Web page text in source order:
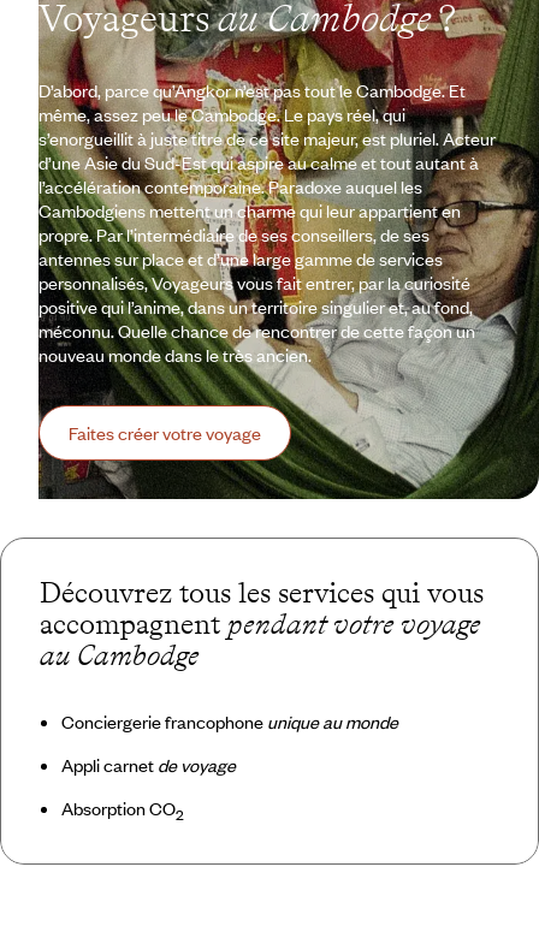
Voyageursau Cambodge?
D’abord, parce qu’Angkor n’est pas tout le Cambodge. Et
même, assez peu le Cambodge. Le pays réel, qui
s’enorgueillit à juste titre de ce site majeur, est pluriel. Acteur
d’une Asie du Sud-Est qui aspire au calme et tout autant à
l’accélération contemporaine. Paradoxe auquel les
Cambodgiens mettent un charme qui leur appartient en
propre. Par l’intermédiaire de ses conseillers, de ses
antennes sur place et d’une large gamme de services
personnalisés, Voyageurs vous fait entrer, par la curiosité
positive qui l’anime, dans un territoire singulier et, au fond,
méconnu. Quelle chance de rencontrer de cette façon un
nouveau monde dans le très ancien.
Faites créer votre voyage
Découvrez tous les services qui vous
accompagnent pendant votre voyage
au Cambodge
Conciergerie francophone unique au monde
Appli carnet de voyage
Absorption CO2